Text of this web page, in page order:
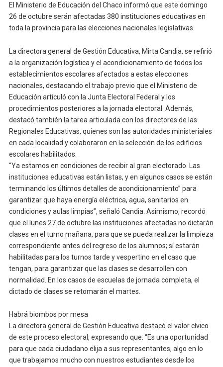
El Ministerio de Educación del Chaco informó que este domingo
26 de octubre serán afectadas 380 instituciones educativas en
toda la provincia para las elecciones nacionales legislativas.
La directora general de Gestión Educativa, Mirta Candia, se refirió
a la organización logística y el acondicionamiento de todos los
establecimientos escolares afectados a estas elecciones
nacionales, destacando el trabajo previo que el Ministerio de
Educación articuló con la Junta Electoral Federal y los
procedimientos posteriores a la jornada electoral. Además,
destacó también la tarea articulada con los directores de las
Regionales Educativas, quienes son las autoridades ministeriales
en cada localidad y colaboraron en la selección de los edificios
escolares habilitados.
“Ya estamos en condiciones de recibir al gran electorado. Las
instituciones educativas están listas, y en algunos casos se están
terminando los últimos detalles de acondicionamiento” para
garantizar que haya energía eléctrica, agua, sanitarios en
condiciones y aulas limpias”, señaló Candia. Asimismo, recordó
que el lunes 27 de octubre las instituciones afectadas no dictarán
clases en el turno mañana, para que se pueda realizar la limpieza
correspondiente antes del regreso de los alumnos; sí estarán
habilitadas para los turnos tarde y vespertino en el caso que
tengan, para garantizar que las clases se desarrollen con
normalidad. En los casos de escuelas de jornada completa, el
dictado de clases se retomarán el martes.
Habrá biombos por mesa
La directora general de Gestión Educativa destacó el valor cívico
de este proceso electoral, expresando que: “Es una oportunidad
para que cada ciudadano elija a sus representantes, algo en lo
que trabajamos mucho con nuestros estudiantes desde los